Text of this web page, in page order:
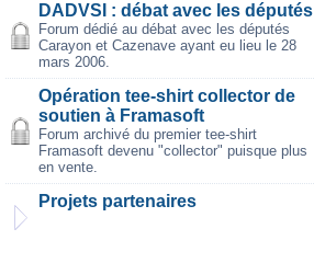
DADVSI : débat avec les députés
Forum dédié au débat avec les députés
Carayon et Cazenave ayant eu lieu le 28
mars 2006.
Opération tee-shirt collector de
soutien à Framasoft
Forum archivé du premier tee-shirt
Framasoft devenu "collector" puisque plus
en vente.
Projets partenaires